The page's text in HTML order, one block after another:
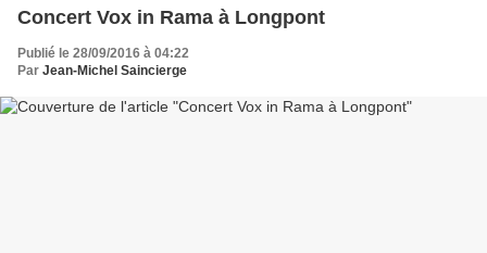
Concert Vox in Rama à Longpont
Publié le 28/09/2016 à 04:22
Par Jean-Michel Saincierge